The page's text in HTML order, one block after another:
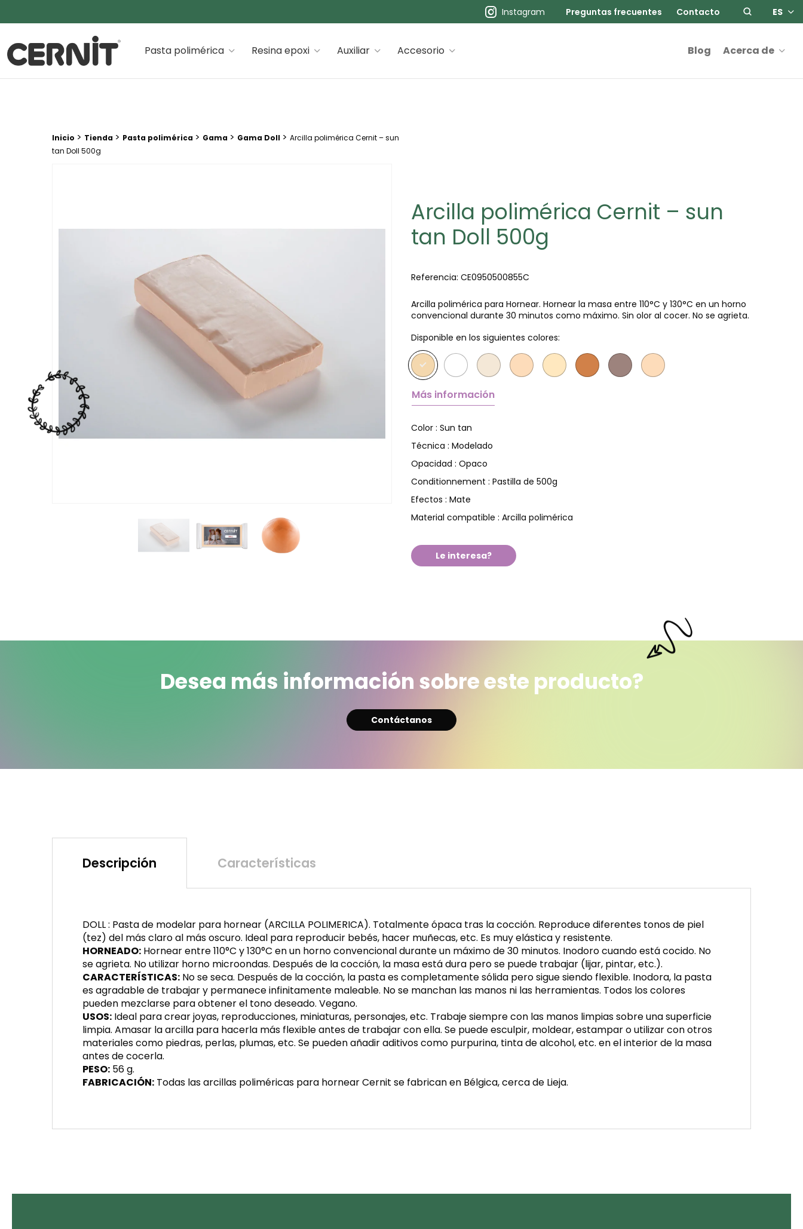
Instagram Preguntas frecuentes Contacto ES
Cernit Une qualité haut de gamme pour des créations premiums
Pasta polimérica Resina epoxi Auxiliar Accesorio Blog Acerca de
Breadcrumb trail:
Inicio > Tienda > Pasta polimérica > Gama > Gama Doll > Arcilla polimérica Cernit – sun
tan Doll 500g
Arcilla polimérica Cernit – sun
tan Doll 500g
Referencia: CE0950500855C
Arcilla polimérica para Hornear. Hornear la masa entre 110°C y 130°C en un horno
convencional durante 30 minutos como máximo. Sin olor al cocer. No se agrieta.
Disponible en los siguientes colores:
Más información
Color : Sun tan
Técnica : Modelado
Opacidad : Opaco
Conditionnement : Pastilla de 500g
Efectos : Mate
Material compatible : Arcilla polimérica
Le interesa?
Desea más información sobre este producto?
Contáctanos
Descripción Características
DOLL : Pasta de modelar para hornear (ARCILLA POLIMERICA). Totalmente ópaca tras la cocción. Reproduce diferentes tonos de piel
(tez) del más claro al más oscuro. Ideal para reproducir bebés, hacer muñecas, etc. Es muy elástica y resistente.
HORNEADO: Hornear entre 110°C y 130°C en un horno convencional durante un máximo de 30 minutos. Inodoro cuando está cocido. No
se agrieta. No utilizar horno microondas. Después de la cocción, la masa está dura pero se puede trabajar (lijar, pintar, etc.).
CARACTERÍSTICAS: No se seca. Después de la cocción, la pasta es completamente sólida pero sigue siendo flexible. Inodora, la pasta
es agradable de trabajar y permanece infinitamente maleable. No se manchan las manos ni las herramientas. Todos los colores
pueden mezclarse para obtener el tono deseado. Vegano.
USOS: Ideal para crear joyas, reproducciones, miniaturas, personajes, etc. Trabaje siempre con las manos limpias sobre una superficie
limpia. Amasar la arcilla para hacerla más flexible antes de trabajar con ella. Se puede esculpir, moldear, estampar o utilizar con otros
materiales como piedras, perlas, plumas, etc. Se pueden añadir aditivos como purpurina, tinta de alcohol, etc. en el interior de la masa
antes de cocerla.
PESO: 56 g.
FABRICACIÓN: Todas las arcillas poliméricas para hornear Cernit se fabrican en Bélgica, cerca de Lieja.